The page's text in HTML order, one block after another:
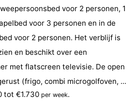
voor 2 personen, 1
voor 3 personen en in de
voor 2 personen. Het verblijf is
en beschikt over een
met flatscreen televisie. De open
(frigo, combi microgolfoven, ...
tot €1.730 per week.